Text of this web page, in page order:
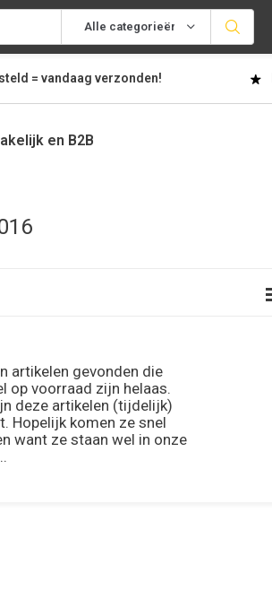
Alle categorieën
= vandaag verzonden!
en B2B
artikelen gevonden die
op voorraad zijn helaas.
deze artikelen (tijdelijk)
Hopelijk komen ze snel
want ze staan wel in onze